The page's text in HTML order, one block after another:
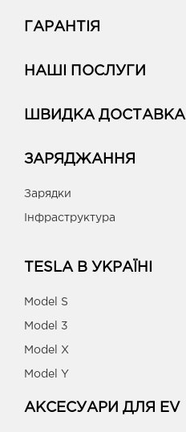
ГАРАНТІЯ
НАШІ ПОСЛУГИ
ШВИДКА ДОСТАВКА
ЗАРЯДЖАННЯ
Зарядки
Інфраструктура
TESLA В УКРАЇНІ
Model S
Model 3
Model X
Model Y
АКСЕСУАРИ ДЛЯ EV